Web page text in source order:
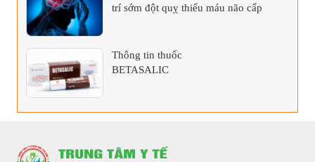
trí sớm đột quỵ thiếu máu não cấp
Thông tin thuốc
BETASALIC